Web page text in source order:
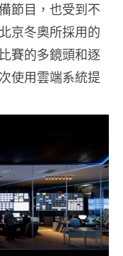
節目，也受到不
京冬奧所採用的
賽的多鏡頭和逐
使用雲端系統提